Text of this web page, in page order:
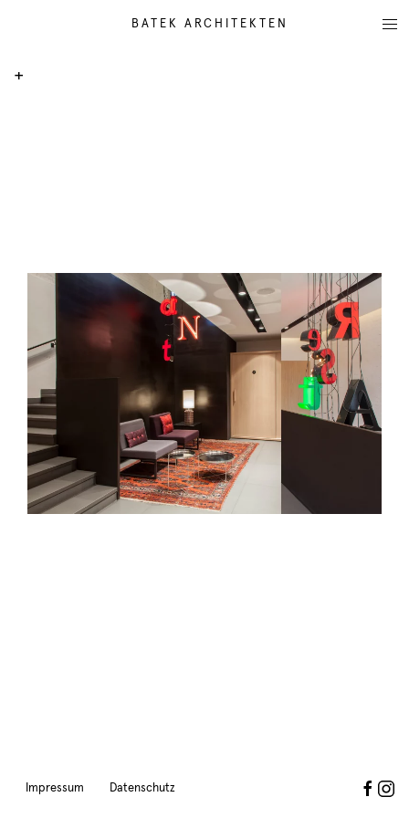
BATEK ARCHITEKTEN
+
Impressum Datenschutz